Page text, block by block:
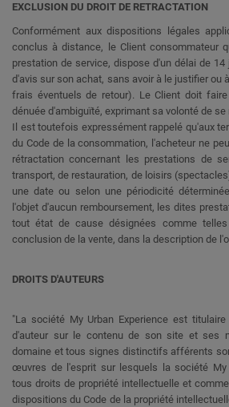
EXCLUSION DU DROIT DE RETRACTATION
Conformément aux dispositions légales
conclus à distance, le Client consommateur
prestation de service, dispose d'un délai de
d'avis sur son achat, sans avoir à le justifier ou
frais éventuels de retour). Le Client doit faire
dénuée d'ambiguïté, exprimant sa volonté de se
Il est toutefois expressément rappelé qu'aux
du Code de la consommation, l'acheteur ne
rétractation concernant les prestations de
transport, de restauration, de loisirs
une date ou selon une périodicité
l'objet d'aucun remboursement, les dites
tout état de cause désignées comme
conclusion de la vente, dans la description de
DROITS D'AUTEURS
"La société My Urban Experience est
d'auteur sur le contenu de son site et ses
domaine et tous signes distinctifs afférents
œuvres de l'esprit sur lesquels la société My
tous droits de propriété intellectuelle et
dispositions du Code de la propriété